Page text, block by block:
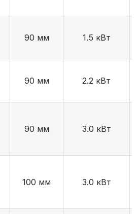
90 мм 1.5 кВт
90 мм 2.2 кВт
90 мм 3.0 кВт
100 мм 3.0 кВт